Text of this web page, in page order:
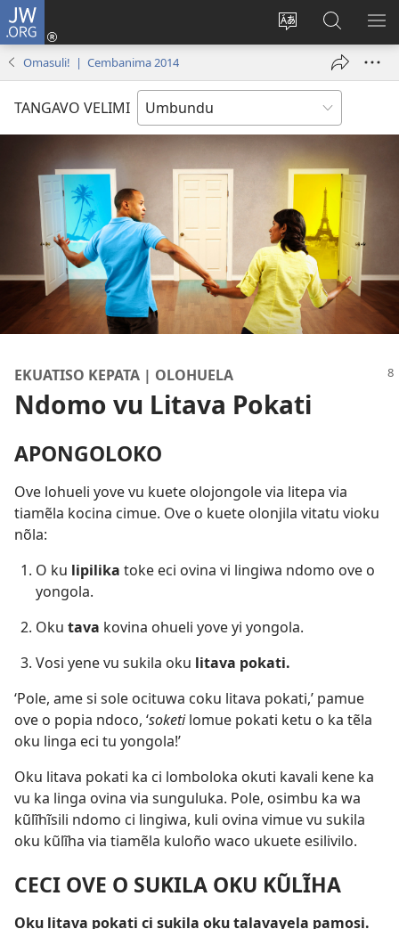
JW.ORG
Change
language
Iñila
(yikula
Sandiliya
vo
JW.ORG
Omasuli! | Cembanima 2014
TANGAVO VELIMI
EKUATISO KEPATA | OLOHUELA
Ndomo vu Litava Pokati
APONGOLOKO
Ove lohueli yove vu kuete olojongole via litepa via
tiamẽla kocina cimue. Ove o kuete olonjila vitatu vioku
nõla:
O ku lipilika toke eci ovina vi lingiwa ndomo ove o
yongola.
Oku tava kovina ohueli yove yi yongola.
Vosi yene vu sukila oku litava pokati.
‘Pole, ame si sole ocituwa coku litava pokati,’ pamue
ove o popia ndoco, ‘soketilomue pokati ketu o ka tẽla
oku linga eci tu yongola!’
Oku litava pokati ka ci lomboloka okuti kavali kene ka
vu ka linga ovina via sunguluka. Pole, osimbu ka wa
kũlĩhĩsili ndomo ci lingiwa, kuli ovina vimue vu sukila
oku kũlĩha via tiamẽla kuloño waco ukuete esilivilo.
CECI OVE O SUKILA OKU KŨLĨHA
Oku litava pokati ci sukila oku talavayela pamosi.